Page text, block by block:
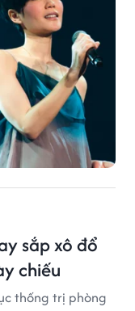
sắp xô đổ
chiếu
thống trị phòng